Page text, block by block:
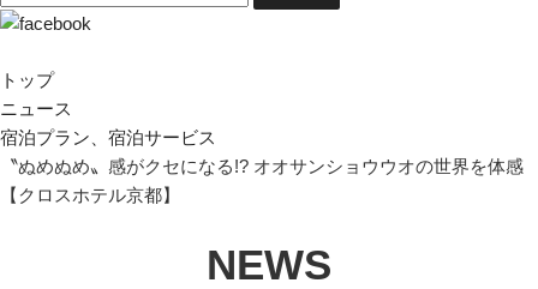
トップ
ニュース
宿泊プラン、宿泊サービス
〝ぬめぬめ〟感がクセになる!? オオサンショウウオの世界を体感
【クロスホテル京都】
NEWS